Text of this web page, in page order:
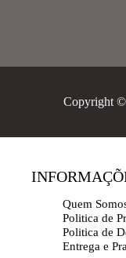
Quem
Politica de
Politica de
Entrega e